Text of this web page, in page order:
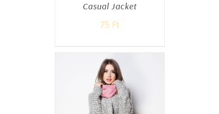
Casual Jacket
75 Ft